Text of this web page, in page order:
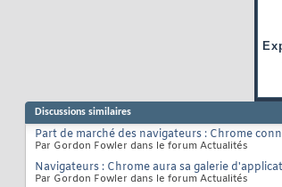
Discussions similaires
Part de marché des navigateurs : Chrome
Par Gordon Fowler dans le forum Actualités
Navigateurs : Chrome aura sa galerie
Par Gordon Fowler dans le forum Actualités